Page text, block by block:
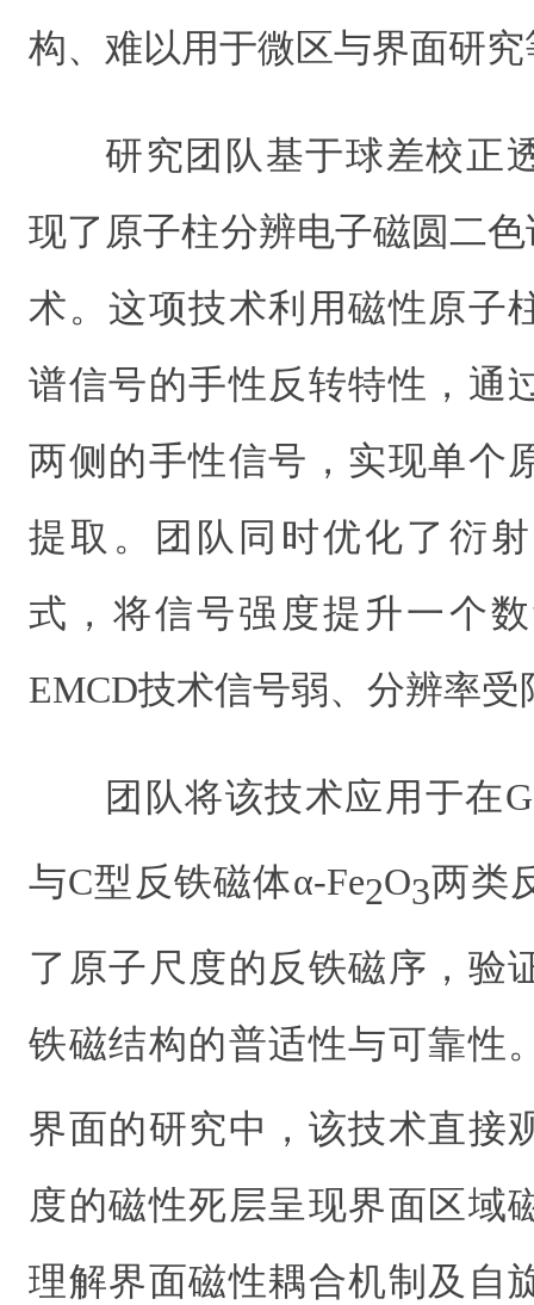
构、难以用于微区与界面研
研究团队基于球差校正
现了原子柱分辨电子磁圆二
术。这项技术利用磁性原子
谱信号的手性反转特性，通
两侧的手性信号，实现单个
提取。团队同时优化了衍
式，将信号强度提升一个
EMCD技术信号弱、分辨率受
团队将该技术应用于在
与C型反铁磁体α-Fe2O3两类
了原子尺度的反铁磁序，验
铁磁结构的普适性与可靠性
界面的研究中，该技术直接
度的磁性死层呈现界面区域
理解界面磁性耦合机制及自